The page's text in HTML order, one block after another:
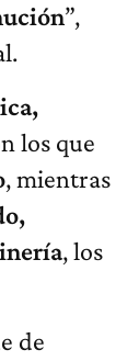
”,
los que
, mientras
, los
de